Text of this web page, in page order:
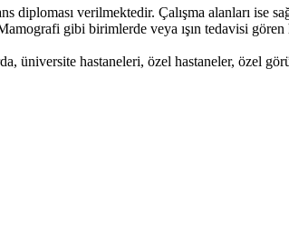
verilmektedir. Çalışma alanları ise
gibi birimlerde veya ışın tedavisi gören
üniversite hastaneleri, özel hastaneler, özel